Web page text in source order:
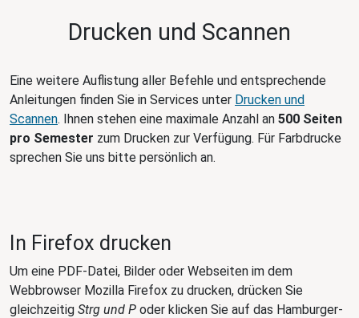
Drucken und Scannen
Eine weitere Auflistung aller Befehle und entsprechende
Anleitungen finden Sie in Services unter Drucken und
Scannen. Ihnen stehen eine maximale Anzahl an 500 Seiten
pro Semester zum Drucken zur Verfügung. Für Farbdrucke
sprechen Sie uns bitte persönlich an.
In Firefox drucken
Um eine PDF-Datei, Bilder oder Webseiten im dem
Webbrowser Mozilla Firefox zu drucken, drücken Sie
gleichzeitig Strg und P oder klicken Sie auf das Hamburger-